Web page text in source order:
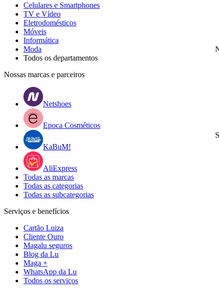
Celulares e Smartphones
TV e Vídeo
Eletrodomésticos
Móveis
Informática
Moda
Todos os departamentos
Nossas marcas e parceiros
Netshoes
Epoca Cosméticos
KaBuM!
AliExpress
Todas as marcas
Todas as categorias
Todas as subcategorias
Serviços e benefícios
Cartão Luiza
Cliente Ouro
Magalu seguros
Blog da Lu
Maga +
WhatsApp da Lu
Todos os serviços